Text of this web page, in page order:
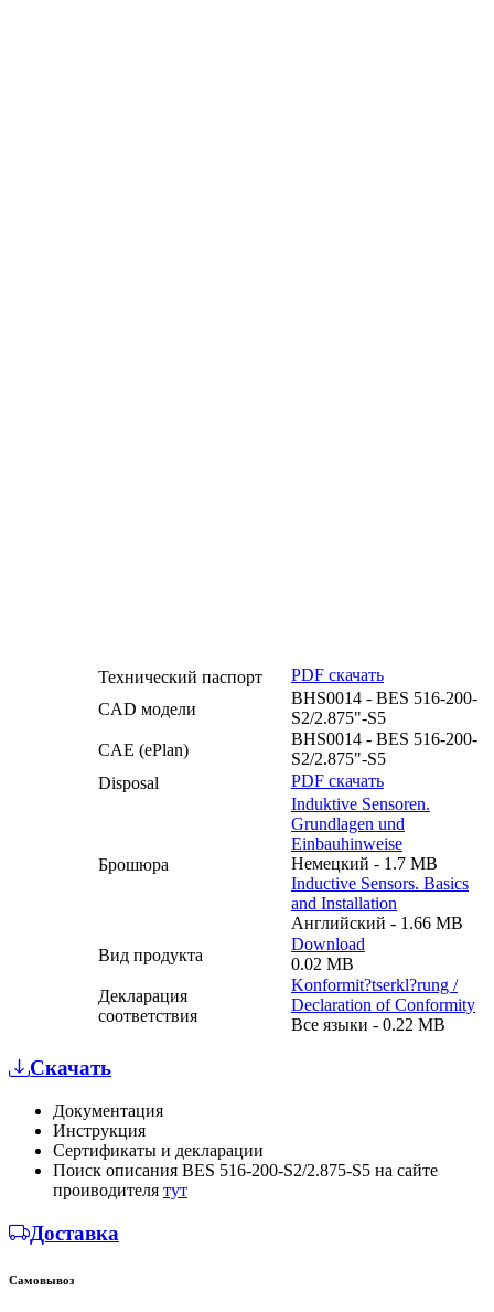
Технический паспорт
PDF скачать
CAD модели
BHS0014 - BES 516-200-
S2/2.875"-S5
CAE (ePlan)
BHS0014 - BES 516-200-
S2/2.875"-S5
Disposal
PDF скачать
Брошюра
Induktive Sensoren.
Grundlagen und
Einbauhinweise
Немецкий - 1.7 MB
Inductive Sensors. Basics
and Installation
Английский - 1.66 MB
Вид продукта
Download
0.02 MB
Декларация
соответствия
Konformit?tserkl?rung /
Declaration of Conformity
Все языки - 0.22 MB
Скачать
Документация
Инструкция
Сертификаты и декларации
Поиск описания BES 516-200-S2/2.875-S5 на сайте
проиводителя тут
Доставка
Самовывоз